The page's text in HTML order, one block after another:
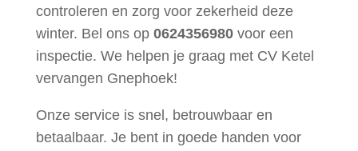
controleren en zorg voor zekerheid deze
winter. Bel ons op 0624356980voor een
inspectie. We helpen je graag met CV Ketel
vervangen Gnephoek!
Onze service is snel, betrouwbaar en
betaalbaar. Je bent in goede handen voor